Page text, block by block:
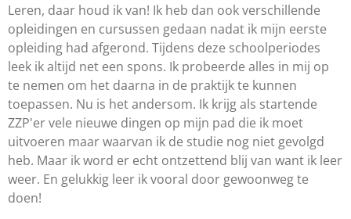
Leren, daar houd ik van! Ik heb dan ook verschillende
opleidingen en cursussen gedaan nadat ik mijn eerste
opleiding had afgerond. Tijdens deze schoolperiodes
leek ik altijd net een spons. Ik probeerde alles in mij op
te nemen om het daarna in de praktijk te kunnen
toepassen. Nu is het andersom. Ik krijg als startende
ZZP'er vele nieuwe dingen op mijn pad die ik moet
uitvoeren maar waarvan ik de studie nog niet gevolgd
heb. Maar ik word er echt ontzettend blij van want ik leer
weer. En gelukkig leer ik vooral door gewoonweg te
doen!